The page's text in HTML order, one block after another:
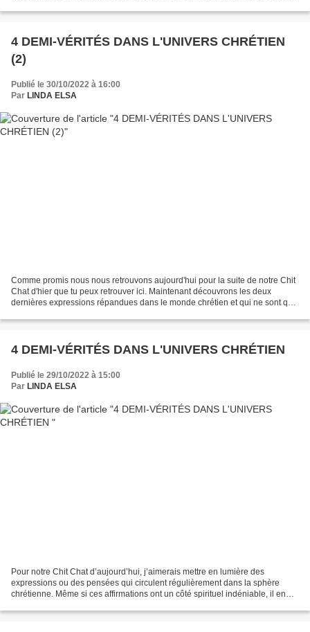
4 DEMI-VÉRITÉS DANS L'UNIVERS CHRÉTIEN
(2)
Publié le 30/10/2022 à 16:00
Par LINDA ELSA
Comme promis nous nous retrouvons aujourd'hui pour la suite de notre Chit
Chat d'hier que tu peux retrouver ici. Maintenant découvrons les deux
dernières expressions répandues dans le monde chrétien et qui ne sont que
4 DEMI-VÉRITÉS DANS L'UNIVERS CHRÉTIEN
Publié le 29/10/2022 à 15:00
Par LINDA ELSA
Pour notre Chit Chat d’aujourd’hui, j’aimerais mettre en lumière des
expressions ou des pensées qui circulent régulièrement dans la sphère
chrétienne. Même si ces affirmations ont un côté spirituel indéniable, il en